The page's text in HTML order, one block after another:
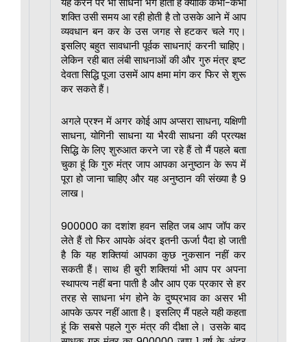
शक्ति उसी समय आ रही होती है तो उसके आने में आप
व्यवधान बन कर के उस जगह से हटकर चले गए।
इसलिए बहुत सावधानी पूर्वक साधनाएं करनी चाहिए।
लेकिन रही बात लंबी साधनाओं की और गुरु मंत्र इष्ट
देवता सिद्धि पूजा उसमें आप क्षमा मांग कर फिर से शुरू
कर सकते हैं।
अगले प्रश्न में अगर कोई आप अप्सरा साधना, यक्षिणी
साधना, योगिनी साधना या भैरवी साधना की प्रत्यक्ष
सिद्धि के लिए शुरुआत करने जा रहे हैं तो मैं पहले बता
चुका हूं कि गुरु मंत्र जाप आपका अनुष्ठान के रूप में
पूरा हो जाना चाहिए और यह अनुष्ठान की संख्या है 9
लाख।
900000 का दशांश हवन सहित जब आप जॉप कर
लेते हैं तो फिर आपके अंदर इतनी ऊर्जा पैदा हो जाती
है कि यह शक्तियां आपका कुछ नुकसान नहीं कर
सकती हैं। साथ ही बुरी शक्तियां भी आप पर अपना
स्थापत्य नहीं बना पाती है और आप एक प्रकार से हर
तरह से साधना भंग होने के दुष्प्रभाव का असर भी
आपके ऊपर नहीं आता है। इसलिए मैं पहले यही कहता
हूं कि सबसे पहले गुरु मंत्र की दीक्षा ले। उसके बाद